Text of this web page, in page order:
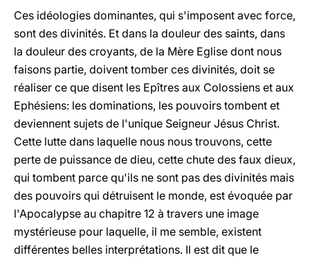
Ces idéologies dominantes, qui s'imposent avec force,
sont des divinités. Et dans la douleur des saints, dans
la douleur des croyants, de la Mère Eglise dont nous
faisons partie, doivent tomber ces divinités, doit se
réaliser ce que disent les Epîtres aux Colossiens et aux
Ephésiens: les dominations, les pouvoirs tombent et
deviennent sujets de l'unique Seigneur Jésus Christ.
Cette lutte dans laquelle nous nous trouvons, cette
perte de puissance de dieu, cette chute des faux dieux,
qui tombent parce qu'ils ne sont pas des divinités mais
des pouvoirs qui détruisent le monde, est évoquée par
l'Apocalypse au chapitre 12 à travers une image
mystérieuse pour laquelle, il me semble, existent
différentes belles interprétations. Il est dit que le